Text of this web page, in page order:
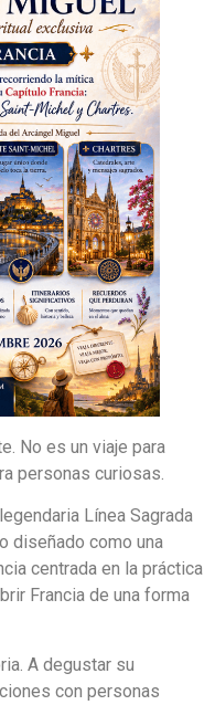
No es un viaje para
personas curiosas.
Línea Sagrada
diseñado como una
centrada en la práctica
Francia de una forma
A degustar su
con personas